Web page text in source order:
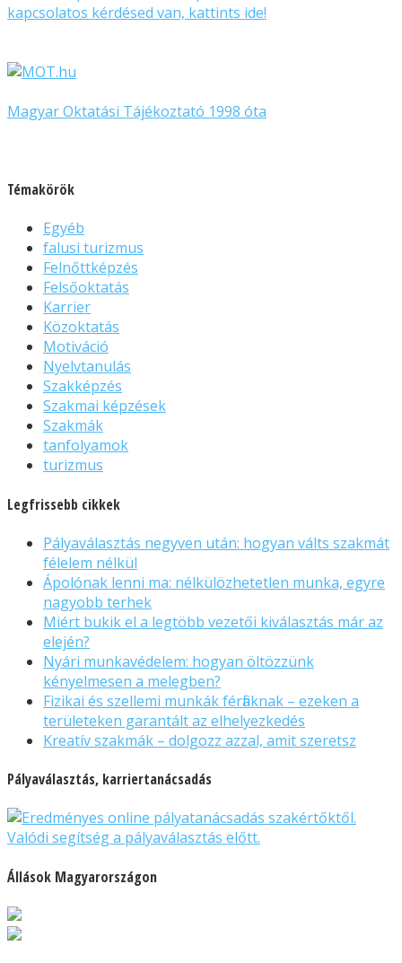
kapcsolatos kérdésed van, kattints ide!
Magyar Oktatási Tájékoztató 1998 óta
Témakörök
Egyéb
falusi turizmus
Felnőttképzés
Felsőoktatás
Karrier
Közoktatás
Motiváció
Nyelvtanulás
Szakképzés
Szakmai képzések
Szakmák
tanfolyamok
turizmus
Legfrissebb cikkek
Pályaválasztás negyven után: hogyan válts szakmát
félelem nélkül
Ápolónak lenni ma: nélkülözhetetlen munka, egyre
nagyobb terhek
Miért bukik el a legtöbb vezetői kiválasztás már az
elején?
Nyári munkavédelem: hogyan öltözzünk
kényelmesen a melegben?
Fizikai és szellemi munkák férfiaknak – ezeken a
területeken garantált az elhelyezkedés
Kreatív szakmák – dolgozz azzal, amit szeretsz
Pályaválasztás, karriertanácsadás
Állások Magyarországon